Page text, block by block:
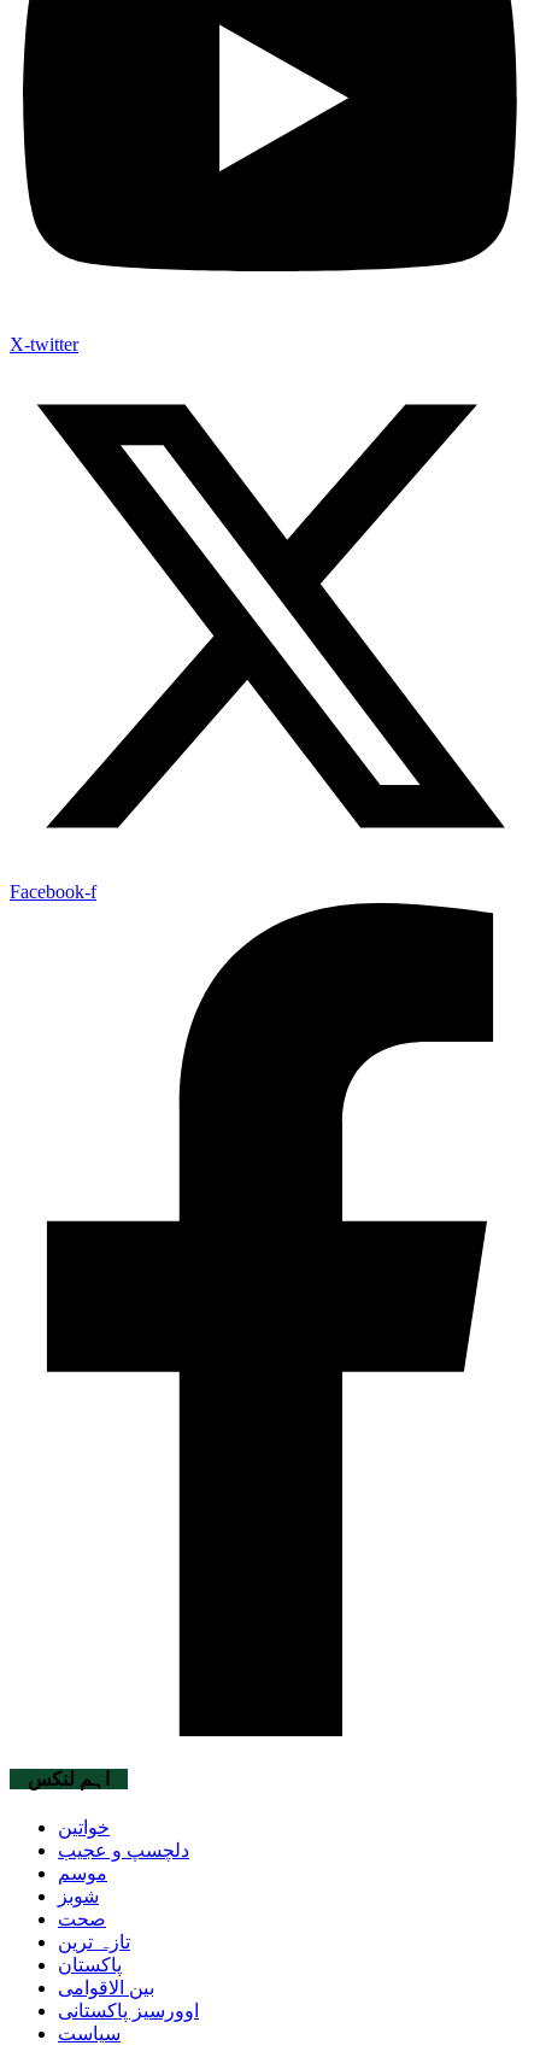
X-twitter
Facebook-f
اہم لنکس
خواتین
دلچسپ و عجیب
موسم
شوبز
صحت
تازہ ترین
پاکستان
بین الاقوامی
اوورسیز پاکستانی
سیاست